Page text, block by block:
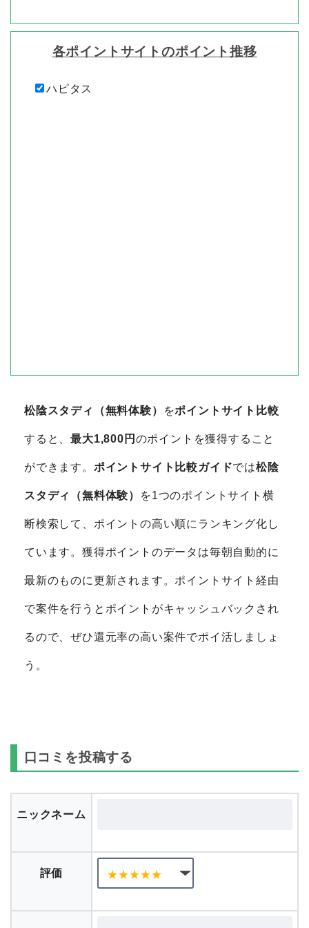
各ポイントサイトのポイント推移
ハピタス
松陰スタディ（無料体験） をポイントサイト比較
すると、最大1,800円 のポイントを獲得すること
ができます。 ポイントサイト比較ガイドでは松陰
スタディ（無料体験） を1つのポイントサイト横
断検索して、ポイントの高い順にランキング化し
ています。獲得ポイントのデータは毎朝自動的に
最新のものに更新されます。ポイントサイト経由
で案件を行うとポイントがキャッシュバックされ
るので、ぜひ還元率の高い案件でポイ活しましょ
う。
口コミを投稿する
ニックネーム
評価